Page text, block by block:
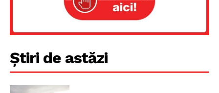
Despre noi / Echipa
Știri de astăzi